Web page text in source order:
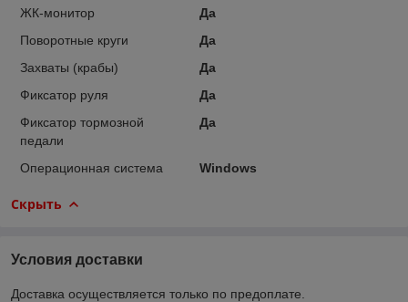
ЖК-монитор
Да
Поворотные круги
Да
Захваты (крабы)
Да
Фиксатор руля
Да
Фиксатор тормозной
педали
Да
Операционная система Windows
Скрыть
Условия доставки
Доставка осуществляется только по предоплате.